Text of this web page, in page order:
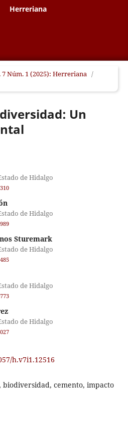
Herreriana
7 Núm. 1 (2025): Herreriana /
Un
de Hidalgo
de Hidalgo
Sturemark
de Hidalgo
de Hidalgo
de Hidalgo
h.v7i1.12516
biodiversidad, cemento, impacto